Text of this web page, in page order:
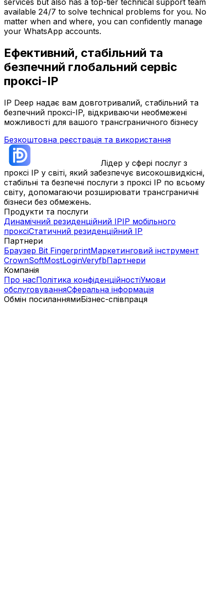
services but also has a top-tier technical support team
available 24/7 to solve technical problems for you. No
matter when and where, you can confidently manage
your WhatsApp accounts.
Ефективний, стабільний та
безпечний глобальний сервіс
проксі-IP
IP Deep надає вам довготривалий, стабільний та
безпечний проксі-IP, відкриваючи необмежені
можливості для вашого трансграничного бізнесу
Безкоштовна реєстрація та використання
Лідер у сфері послуг з
проксі IP у світі, який забезпечує високошвидкісні,
стабільні та безпечні послуги з проксі IP по всьому
світу, допомагаючи розширювати трансграничні
бізнеси без обмежень.
Продукти та послуги
Динамічний резиденційний IPIP мобільного
проксіСтатичний резиденційний IP
Партнери
Браузер Bit FingerprintМаркетинговий інструмент
CrownSoftMostLoginVeryfbПартнери
Компанія
Про насПолітика конфіденційностіУмови
обслуговуванняСферальна інформація
Обмін посиланнямиБізнес-співпраця